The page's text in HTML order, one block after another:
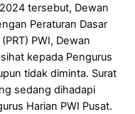
tersebut, Dewan
Peraturan Dasar
PWI, Dewan
kepada Pengurus
tidak diminta. Surat
sedang dihadapi
Harian PWI Pusat.